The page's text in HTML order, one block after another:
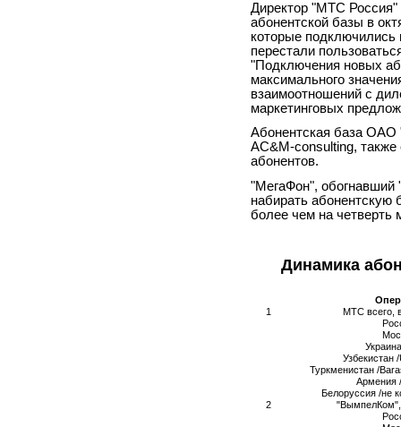
Директор "МТС Россия"
абонентской базы в
которые
перестали
"Подключения новых
максимального
взаимоотношений с
маркетинговых
Абонентская база ОАО
AC&M-consulting, также
абонентов.
"МегаФон", обогнавший
набирать абонентскую
более чем на четверть
Динамика
1
МТС всего,
Узбекистан /
Туркменистан /
Армения
Белоруссия /не
2